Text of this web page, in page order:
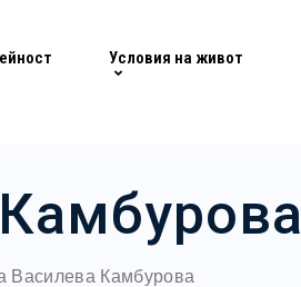
Условия на живот
Василева Камбурова